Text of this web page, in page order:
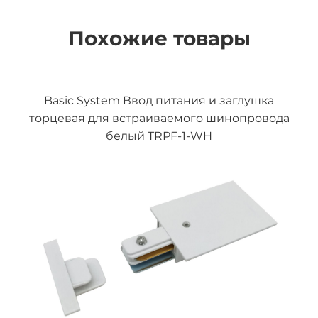
Похожие товары
Basic System Ввод питания и заглушка
торцевая для встраиваемого шинопровода
белый TRPF-1-WH